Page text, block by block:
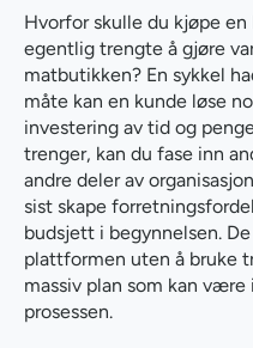
Hvorfor skulle du kjøpe
egentlig trengte å gjøre
matbutikken? En sykkel
måte kan en kunde løse
investering av tid og
trenger, kan du fase inn
andre deler av
sist skape
budsjett i begynnelsen.
plattformen uten å bruke
massiv plan som kan
prosessen.